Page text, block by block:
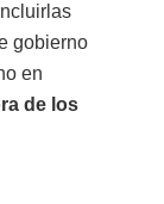
gobierno
en
de los